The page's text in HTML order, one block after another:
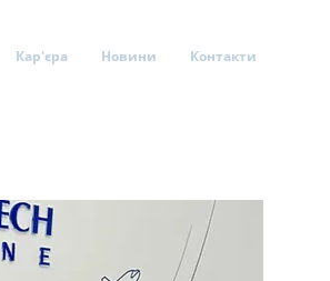
Кар'єра Новини Контакти